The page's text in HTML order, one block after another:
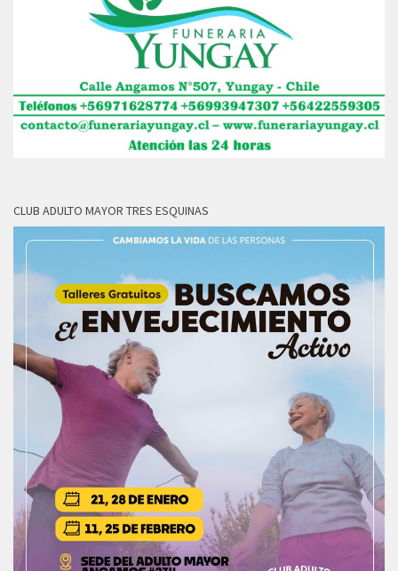
CLUB ADULTO MAYOR TRES ESQUINAS